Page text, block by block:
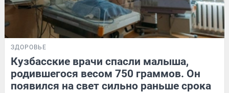
ЗДОРОВЬЕ
Кузбасские врачи спасли малыша,
родившегося весом 750 граммов. Он
появился на свет сильно раньше срока